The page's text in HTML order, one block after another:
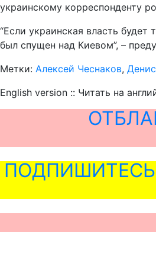
украинскому корреспонденту
“Если украинская власть
был спущен над Киевом”, –
Метки: Алексей Чеснаков,
English version :: Читать на